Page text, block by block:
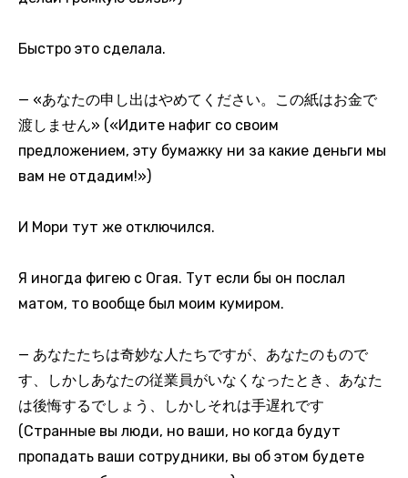
Быстро это сделала.
— «あなたの申し出はやめてください。この紙はお金で
渡しません» («Идите нафиг со своим
предложением, эту бумажку ни за какие деньги мы
вам не отдадим!»)
И Мори тут же отключился.
Я иногда фигею с Огая. Тут если бы он послал
матом, то вообще был моим кумиром.
— あなたたちは奇妙な人たちですが、あなたのもので
す、しかしあなたの従業員がいなくなったとき、あなた
は後悔するでしょう、しかしそれは手遅れです
(Странные вы люди, но ваши, но когда будут
пропадать ваши сотрудники, вы об этом будете